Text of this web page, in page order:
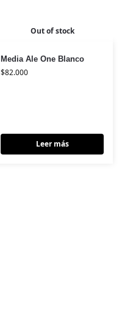
Out of stock
Media Ale One Blanco
$82.000
Leer más